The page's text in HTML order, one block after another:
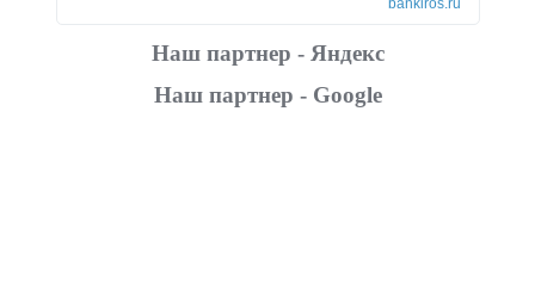
bankiros.ru
Наш партнер - Яндекс
Наш партнер - Google